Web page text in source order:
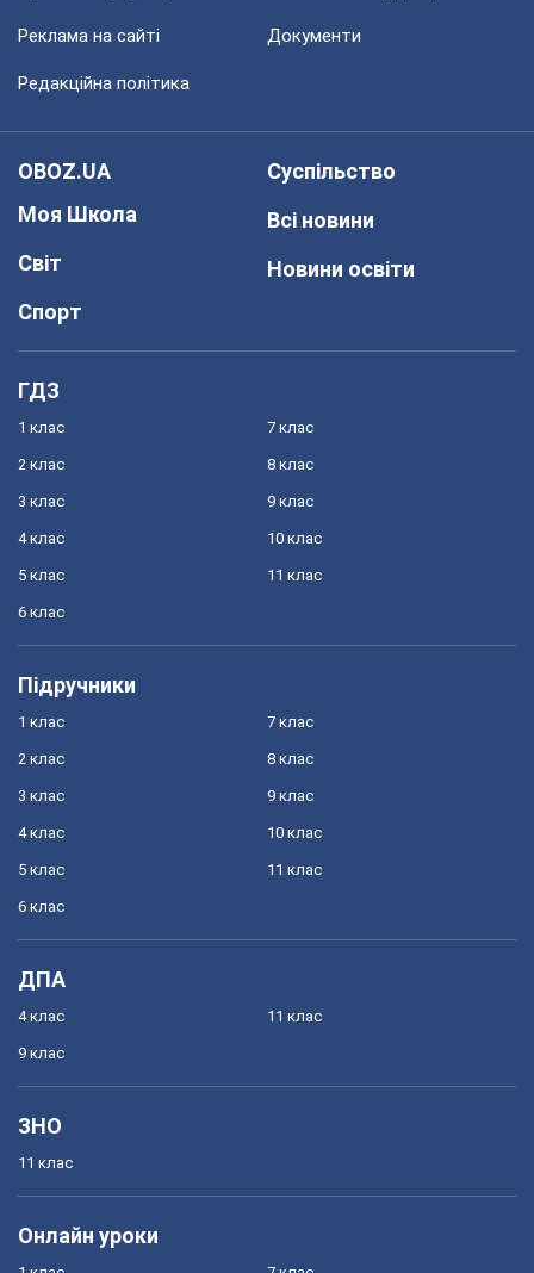
Реклама на сайті Документи
Редакційна політика
OBOZ.UA
Моя Школа
Світ
Спорт
Суспільство
Всі новини
Новини освіти
ГДЗ
1 клас
2 клас
3 клас
4 клас
5 клас
6 клас
7 клас
8 клас
9 клас
10 клас
11 клас
Підручники
1 клас
2 клас
3 клас
4 клас
5 клас
6 клас
7 клас
8 клас
9 клас
10 клас
11 клас
ДПА
4 клас
9 клас
11 клас
ЗНО
11 клас
Онлайн уроки